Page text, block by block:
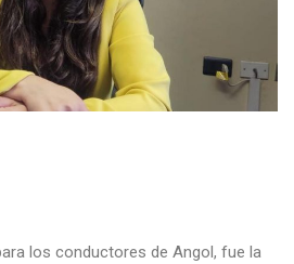
los conductores de Angol, fue la